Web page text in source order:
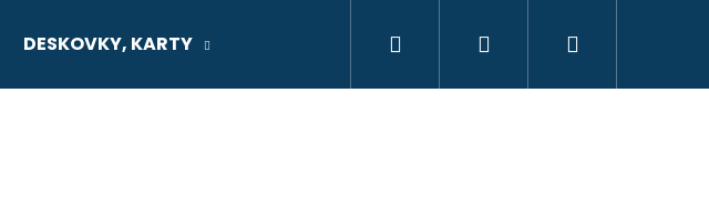
DESKOVKY, KARTY MONTESSORIPřihlášení